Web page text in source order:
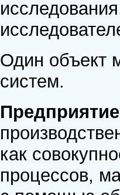
Один объект
систем.
как
процессов,